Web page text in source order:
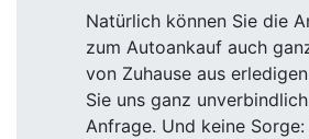
Natürlich können Sie die
zum Autoankauf auch
von Zuhause aus
Sie uns ganz
Anfrage. Und keine